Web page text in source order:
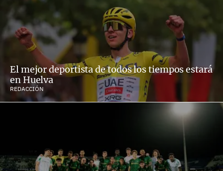
El mejor deportista de todos los tiempos estará
en Huelva
REDACCIÓN